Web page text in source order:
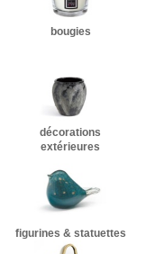
bougies
décorations
extérieures
figurines & statuettes